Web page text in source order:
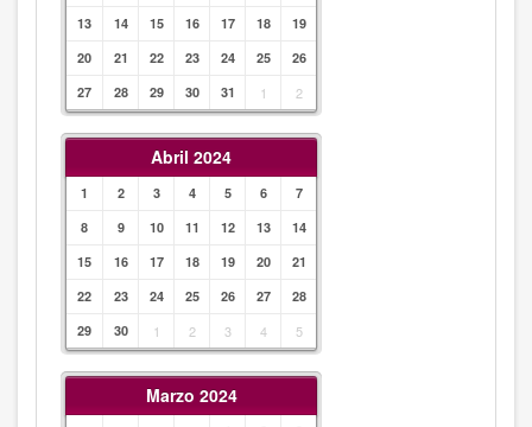
13
14 15 16 17 18
19
20
21 22 23 24 25
26
27
28 29 30 31 1 2
Abril 2024
1 2 3 4 5 6
7
8
9 10 11 12 13
14
15
16 17 18 19 20
21
22
23 24 25 26 27
28
29
30 1 2 3 4 5
Marzo 2024